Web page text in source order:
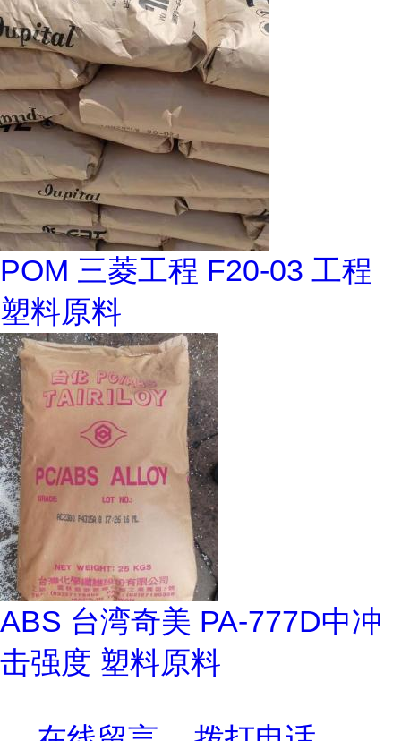
POM 三菱工程 F20-03 工程
塑料原料
ABS 台湾奇美 PA-777D中冲
击强度 塑料原料